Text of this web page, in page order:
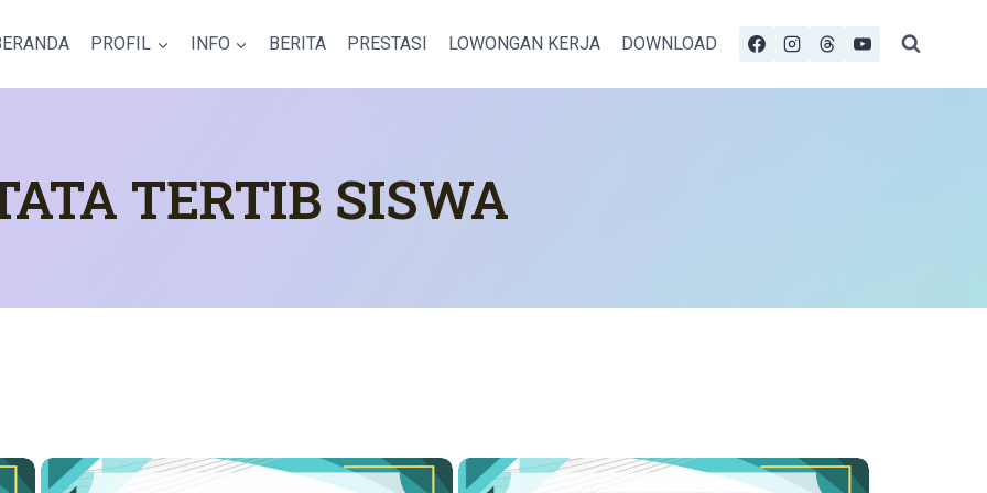
PROFIL INFO BERITA PRESTASI LOWONGAN KERJA DOWNLOAD
TERTIB SISWA